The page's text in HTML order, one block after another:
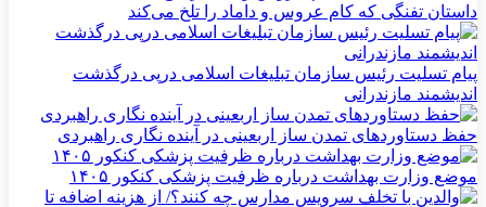
داستان تفنگی که کام عروس و داماد را تلخ می‌کند
پیام تسلیت رئیس سازمان تبلیغات اسلامی درپی درگذشت
اندیشمند مازندرانی
حفظ دستاوردهای تمدن ساز اربعینی در آینده نگاری راهبردی
موضع وزارت بهداشت درباره ظرفیت پزشکی کنکور ۱۴۰۵